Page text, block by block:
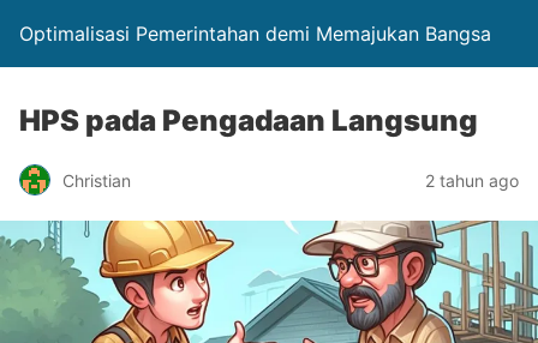
Optimalisasi Pemerintahan demi Memajukan Bangsa
HPS pada Pengadaan Langsung
Christian 2 tahun ago